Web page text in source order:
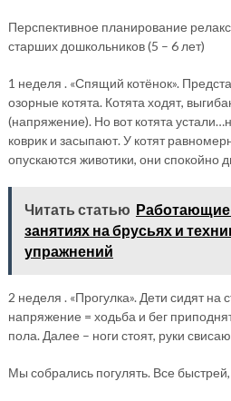
Перспективное планирование
старших дошкольников (5 – 6 лет)
1 неделя . «Спящий котёнок».
озорные котята. Котята ходят,
(напряжение). Но вот котята
коврик и засыпают. У котят
опускаются животики, они спокойно
Читать статью
занятиях на брусьях и
упражнений
2 неделя . «Прогулка». Дети сидят
напряжение = ходьба и бег
пола. Далее – ноги стоят, руки
Мы собрались погулять. Все быстрей,